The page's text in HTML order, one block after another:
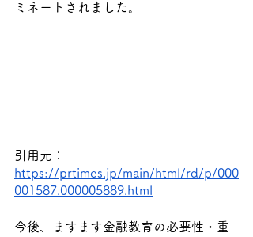
ミネートされました。
引用元：
https://prtimes.jp/main/html/rd/p/000
001587.000005889.html
今後、ますます金融教育の必要性・重